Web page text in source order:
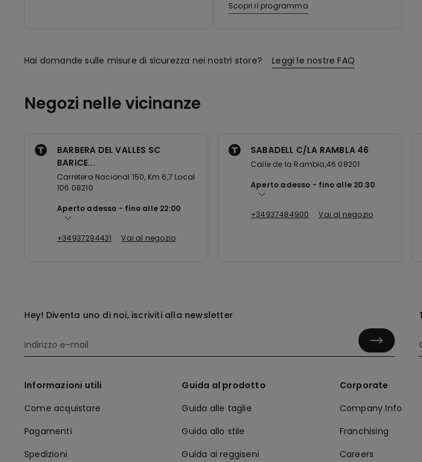
Scopri il programma
Hai domande sulle misure di sicurezza nei nostri store? Leggi le nostre FAQ
Negozi nelle vicinanze
BARBERA DEL VALLES SC
BARICE...
Carretera Nacional 150, Km 6,7 Local
106 08210
Aperto adesso
fino alle 22:00
+34937294431 Vai al negozio
SABADELL C/LA RAMBLA 46
Calle de la Rambla,46 08201
Aperto adesso
fino alle 20:30
+34937484900 Vai al negozio
Hey! Diventa uno di noi, iscriviti alla newsletter
Informazioni utili
Come acquistare
Pagamenti
Spedizioni
Guida al prodotto
Guida alle taglie
Guida allo stile
Guida ai reggiseni
Corporate
Company Info
Franchising
Careers